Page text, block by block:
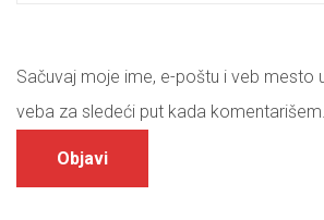
Sačuvaj moje ime, e-poštu i veb mesto
veba za sledeći put kada komentarišem.